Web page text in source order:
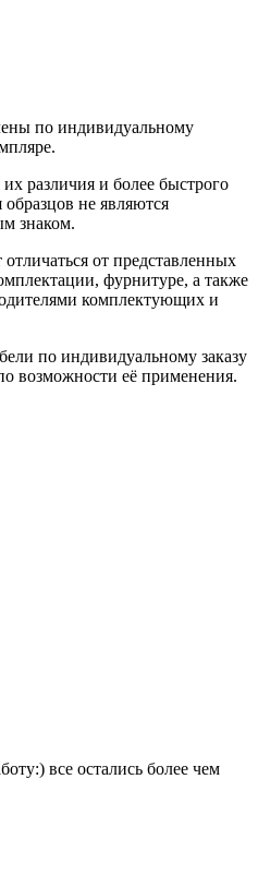
по индивидуальному
различия и более быстрого
образцов не являются
знаком.
от представленных
фурнитуре, а также
комплектующих и
по индивидуальному заказу
возможности её применения.
все остались более чем